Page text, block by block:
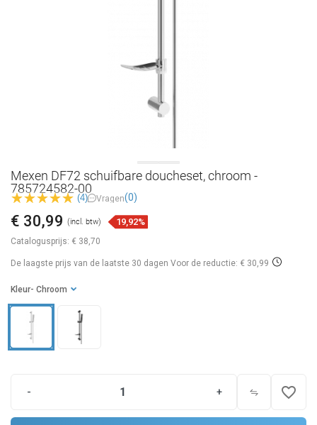
Mexen DF72 schuifbare doucheset, chroom -
785724582-00
(4) Vragen(0)
Catalogusprijs: € 38,70
€ 30,99 (incl. btw) 19,92%
De laagste prijs van de laatste 30 dagen Voor de reductie: € 30,99
Kleur - Chroom
- + favorite_border